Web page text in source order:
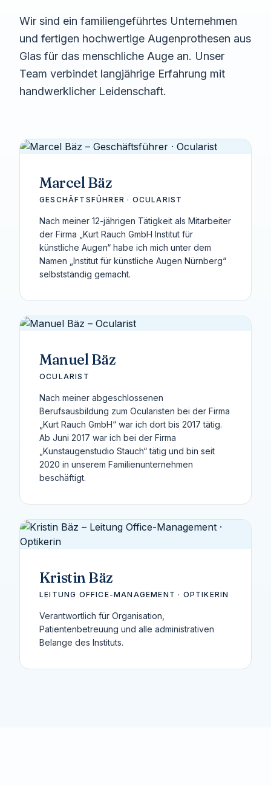
Wir sind ein familiengeführtes Unternehmen
und fertigen hochwertige Augenprothesen aus
Glas für das menschliche Auge an. Unser
Team verbindet langjährige Erfahrung mit
handwerklicher Leidenschaft.
Marcel Bäz
GESCHÄFTSFÜHRER · OCULARIST
Nach meiner 12-jährigen Tätigkeit als Mitarbeiter
der Firma „Kurt Rauch GmbH Institut für
künstliche Augen“ habe ich mich unter dem
Namen „Institut für künstliche Augen Nürnberg“
selbstständig gemacht.
Manuel Bäz
OCULARIST
Nach meiner abgeschlossenen
Berufsausbildung zum Ocularisten bei der Firma
„Kurt Rauch GmbH“ war ich dort bis 2017 tätig.
Ab Juni 2017 war ich bei der Firma
„Kunstaugenstudio Stauch“ tätig und bin seit
2020 in unserem Familienunternehmen
beschäftigt.
Kristin Bäz
LEITUNG OFFICE-MANAGEMENT · OPTIKERIN
Verantwortlich für Organisation,
Patientenbetreuung und alle administrativen
Belange des Instituts.